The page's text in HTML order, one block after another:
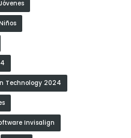
Technology 2024
Invisalign